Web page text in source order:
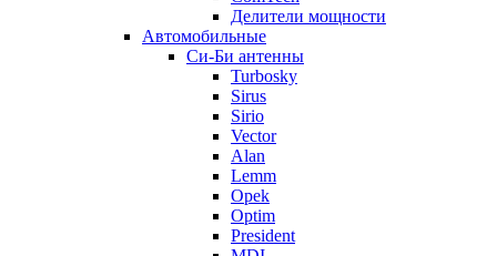
Делители мощности
Автомобильные
Си-Би антенны
Turbosky
Sirus
Sirio
Vector
Alan
Lemm
Opek
Optim
President